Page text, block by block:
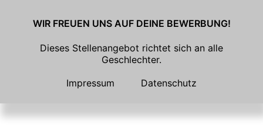
WIR FREUEN UNS AUF DEINE BEWERBUNG!
Dieses Stellenangebot richtet sich an alle
Geschlechter.
Impressum
Datenschutz